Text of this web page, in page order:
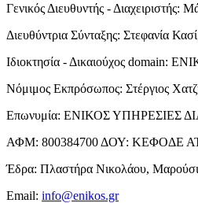
Γενικός Διευθυντής - Διαχειριστής:
Διευθύντρια Σύνταξης: Στεφανία
Ιδιοκτησία - Δικαιούχος domain:
Νόμιμος Εκπρόσωπος: Στέργιος
Επωνυμία: ΕΝΙΚΟΣ ΥΠΗΡΕΣΙΕΣ
ΑΦΜ: 800384700 ΔΟΥ: ΚΕΦΟΔΕ
Έδρα: Πλαστήρα Νικολάου,
Email: info@enikos.gr